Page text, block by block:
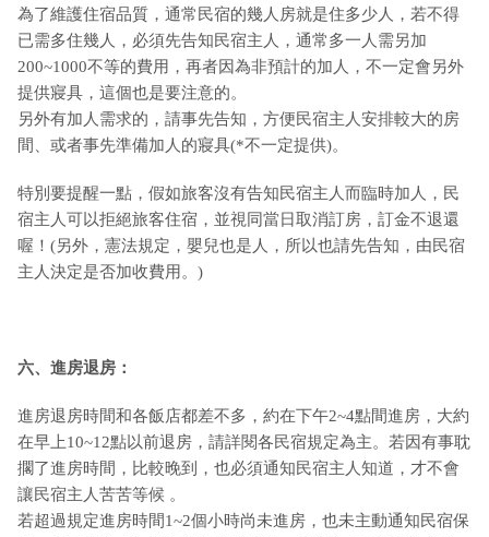
為了維護住宿品質，通常民宿的幾人房就是住多少人，若不得
已需多住幾人，必須先告知民宿主人，通常多一人需另加
200~1000不等的費用，再者因為非預計的加人，不一定會另外
提供寢具，這個也是要注意的。
另外有加人需求的，請事先告知，方便民宿主人安排較大的房
間、或者事先準備加人的寢具(*不一定提供)。
特別要提醒一點，假如旅客沒有告知民宿主人而臨時加人，民
宿主人可以拒絕旅客住宿，並視同當日取消訂房，訂金不退還
喔！(另外，憲法規定，嬰兒也是人，所以也請先告知，由民宿
主人決定是否加收費用。)
六、進房退房：
進房退房時間和各飯店都差不多，約在下午2~4點間進房，大約
在早上10~12點以前退房，請詳閱各民宿規定為主。若因有事耽
擱了進房時間，比較晚到，也必須通知民宿主人知道，才不會
讓民宿主人苦苦等候 。
若超過規定進房時間1~2個小時尚未進房，也未主動通知民宿保